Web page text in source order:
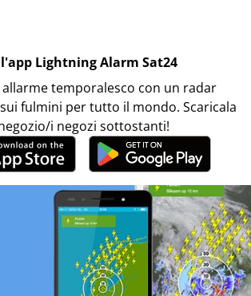
Lightning Alarm Sat24
allarme temporalesco con un radar
fulmini per tutto il mondo. Scaricala
i negozi sottostanti!